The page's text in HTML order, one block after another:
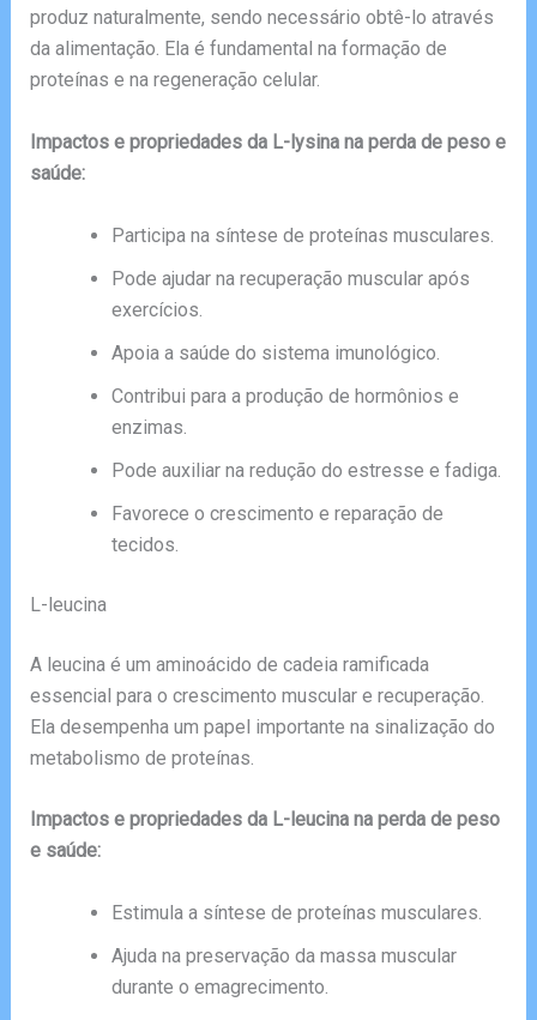
produz naturalmente, sendo necessário obtê-lo através
da alimentação. Ela é fundamental na formação de
proteínas e na regeneração celular.
Impactos e propriedades da L-lysina na perda de peso e
saúde:
Participa na síntese de proteínas musculares.
Pode ajudar na recuperação muscular após
exercícios.
Apoia a saúde do sistema imunológico.
Contribui para a produção de hormônios e
enzimas.
Pode auxiliar na redução do estresse e fadiga.
Favorece o crescimento e reparação de
tecidos.
L-leucina
A leucina é um aminoácido de cadeia ramificada
essencial para o crescimento muscular e recuperação.
Ela desempenha um papel importante na sinalização do
metabolismo de proteínas.
Impactos e propriedades da L-leucina na perda de peso
e saúde:
Estimula a síntese de proteínas musculares.
Ajuda na preservação da massa muscular
durante o emagrecimento.